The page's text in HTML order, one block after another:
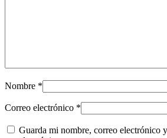
Nombre *
Correo electrónico *
Guarda mi nombre, correo electrónico